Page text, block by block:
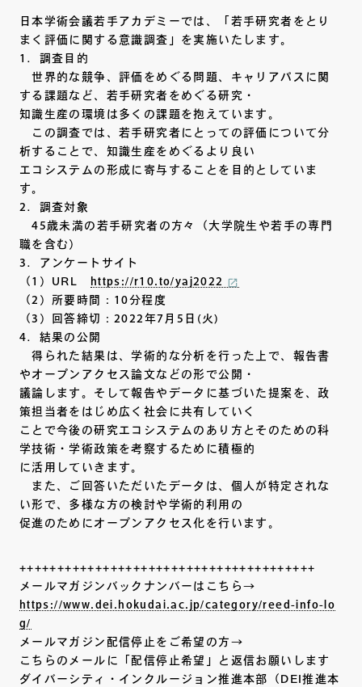
日本学術会議若手アカデミーでは、「若手研究者をとり
まく評価に関する意識調査」を実施いたします。
1．調査目的
世界的な競争、評価をめぐる問題、キャリアパスに関
する課題など、若手研究者をめぐる研究・
知識生産の環境は多くの課題を抱えています。
この調査では、若手研究者にとっての評価について分
析することで、知識生産をめぐるより良い
エコシステムの形成に寄与することを目的としていま
す。
2．調査対象
45歳未満の若手研究者の方々（大学院生や若手の専門
職を含む）
3．アンケートサイト
（1）URL
https://r10.to/yaj2022
（2）所要時間：10分程度
（3）回答締切：2022年7月5日(火)
4．結果の公開
得られた結果は、学術的な分析を行った上で、報告書
やオープンアクセス論文などの形で公開・
議論します。そして報告やデータに基づいた提案を、政
策担当者をはじめ広く社会に共有していく
ことで今後の研究エコシステムのあり方とそのための科
学技術・学術政策を考察するために積極的
に活用していきます。
また、ご回答いただいたデータは、個人が特定されな
い形で、多様な方の検討や学術的利用の
促進のためにオープンアクセス化を行います。
+++++++++++++++++++++++++++++++++++++++
メールマガジンバックナンバーはこちら→
https://www.dei.hokudai.ac.jp/category/reed-info-lo
g/
メールマガジン配信停止をご希望の方→
こちらのメールに「配信停止希望」と返信お願いします
ダイバーシティ・インクルージョン推進本部（DEI推進本